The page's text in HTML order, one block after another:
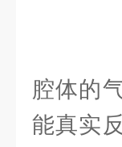
1.
对
腔体的
能真实